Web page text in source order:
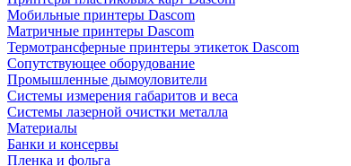
Мобильные принтеры Dascom
Матричные принтеры Dascom
Термотрансферные принтеры этикеток Dascom
Сопутствующее оборудование
Промышленные дымоуловители
Системы измерения габаритов и веса
Системы лазерной очистки металла
Материалы
Банки и консервы
Пленка и фольга